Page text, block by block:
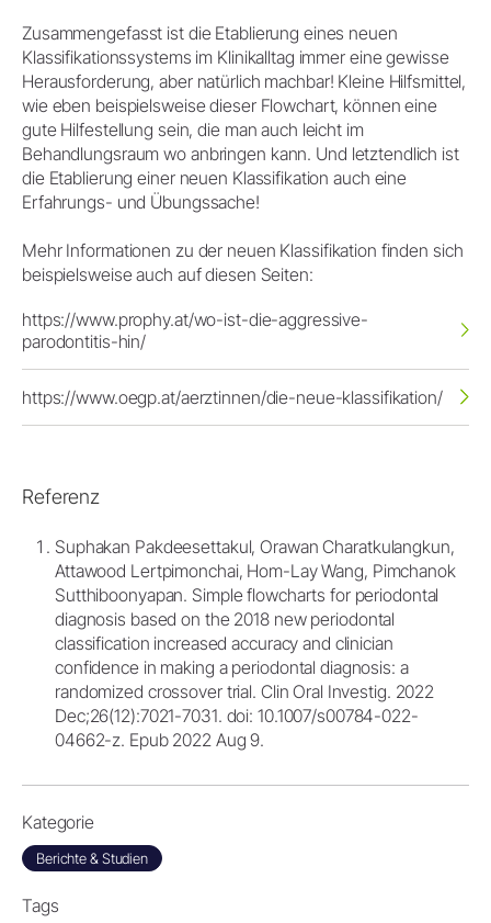
Zusammengefasst ist die Etablierung eines neuen
Klassifikationssystems im Klinikalltag immer eine gewisse
Herausforderung, aber natürlich machbar! Kleine Hilfsmittel,
wie eben beispielsweise dieser Flowchart, können eine
gute Hilfestellung sein, die man auch leicht im
Behandlungsraum wo anbringen kann. Und letztendlich ist
die Etablierung einer neuen Klassifikation auch eine
Erfahrungs- und Übungssache!
Mehr Informationen zu der neuen Klassifikation finden sich
beispielsweise auch auf diesen Seiten:
https://www.prophy.at/wo-ist-die-aggressive-
parodontitis-hin/
https://www.oegp.at/aerztinnen/die-neue-klassifikation/
Referenz
Suphakan Pakdeesettakul, Orawan Charatkulangkun,
Attawood Lertpimonchai, Hom-Lay Wang, Pimchanok
Sutthiboonyapan. Simple flowcharts for periodontal
diagnosis based on the 2018 new periodontal
classification increased accuracy and clinician
confidence in making a periodontal diagnosis: a
randomized crossover trial. Clin Oral Investig. 2022
Dec;26(12):7021-7031. doi: 10.1007/s00784-022-
04662-z. Epub 2022 Aug 9.
Kategorie
Berichte & Studien
Tags